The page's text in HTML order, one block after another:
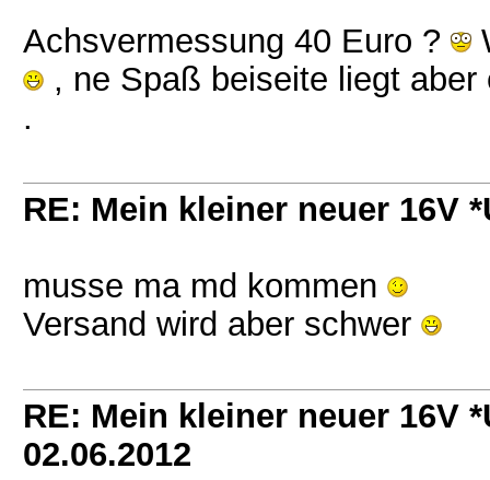
Achsvermessung 40 Euro ?
, ne Spaß beiseite liegt
.
RE: Mein kleiner neuer 16V
musse ma md kommen
Versand wird aber schwer
RE: Mein kleiner neuer 16V
02.06.2012